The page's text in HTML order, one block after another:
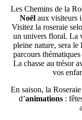
Les Chemins de la
Noëlaux visiteurs
Visitez la roseraie
un univers floral. La
pleine nature, sera le
parcours
La chasse au trésor
vos
En saison, la
d’animations :